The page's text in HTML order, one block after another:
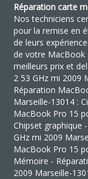
Réparation carte
Nos techniciens
pour la remise en
de leurs
de votre MacBook
meilleurs prix et
2 53 GHz mi 2009
Réparation
Marseille-13014 :
MacBook Pro 15
Chipset graphique
GHz mi 2009
MacBook Pro 15
Mémoire -
2009 Marseille-